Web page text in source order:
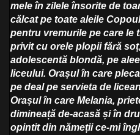
mele în zilele însorite de
călcat pe toate aleile
pentru vremurile pe care le
privit cu orele plopii fără
adolescentă blondă, pe
liceului. Orașul în care
pe deal pe servieta de
Orașul în care Melania,
dimineață de-acasă și în
opintit din nămeții ce-mi